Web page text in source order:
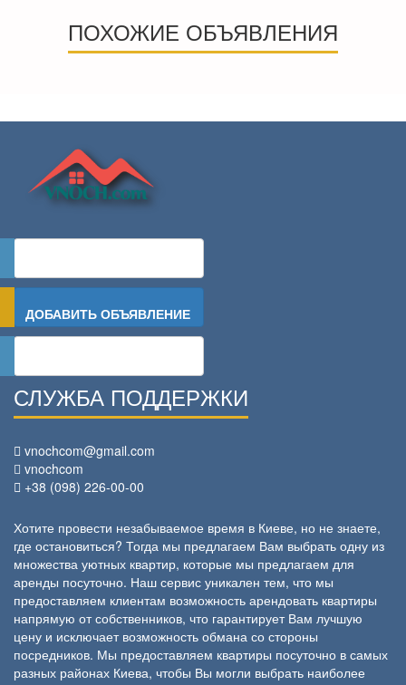
ПОХОЖИЕ ОБЪЯВЛЕНИЯ
ДОБАВИТЬ ОБЪЯВЛЕНИЕ
СЛУЖБА ПОДДЕРЖКИ
vnochcom@gmail.com
vnochcom
+38 (098) 226-00-00
Хотите провести незабываемое время в Киеве, но не знаете,
где остановиться? Тогда мы предлагаем Вам выбрать одну из
множества уютных квартир, которые мы предлагаем для
аренды посуточно. Наш сервис уникален тем, что мы
предоставляем клиентам возможность арендовать квартиры
напрямую от собственников, что гарантирует Вам лучшую
цену и исключает возможность обмана со стороны
посредников. Мы предоставляем квартиры посуточно в самых
разных районах Киева, чтобы Вы могли выбрать наиболее